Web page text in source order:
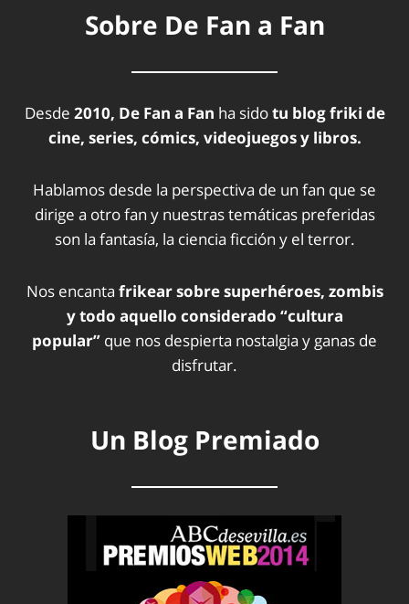
Sobre De Fan a Fan
Desde 2010, De Fan a Fan ha sidotu blog friki de
cine, series, cómics, videojuegos y libros.
Hablamos desde la perspectiva de un fan que se
dirige a otro fan y nuestras temáticas preferidas
son la fantasía, la ciencia ficción y el terror.
Nos encanta frikear sobre superhéroes, zombis
y todo aquello considerado “cultura
popular” que nos despierta nostalgia y ganas de
disfrutar.
Un Blog Premiado